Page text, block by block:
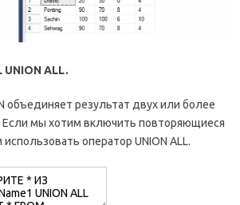
ALL.
объединяет результат двух или более
Если мы хотим включить повторяющиеся
оператор UNION ALL.